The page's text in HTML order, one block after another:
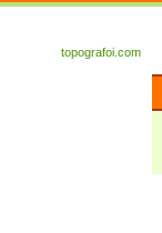
topografoi.com